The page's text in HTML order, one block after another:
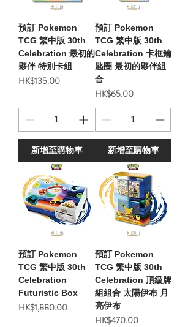
預訂 Pokemon
TCG 繁中版 30th
Celebration 最初的
夥伴 特別卡組
價格
HK$135.00
新增至購物車
預訂 Pokemon
TCG 繁中版 30th
Celebration 卡框鑰
匙圈 最初的夥伴組
合
價格
HK$65.00
新增至購物車
預訂 Pokemon
TCG 繁中版 30th
Celebration
Futuristic Box
價格
HK$1,880.00
預訂 Pokemon
TCG 繁中版 30th
Celebration 頂級牌
組組合 太陽伊布 月
亮伊布
價格
HK$470.00